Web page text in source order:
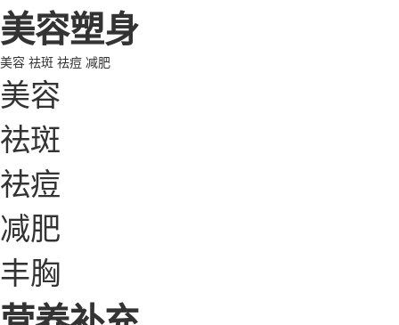
美容塑身
美容 祛斑 祛痘 减肥
美容
祛斑
祛痘
减肥
丰胸